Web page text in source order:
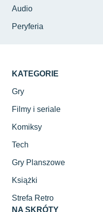
Audio
Peryferia
KATEGORIE
Gry
Filmy i seriale
Komiksy
Tech
Gry Planszowe
Książki
Strefa Retro
NA SKRÓTY